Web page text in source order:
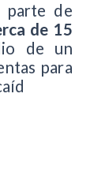
parte de
de 15
de un
para